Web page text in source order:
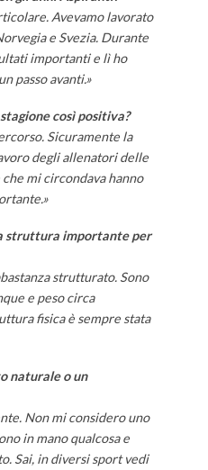
Avevamo lavorato
e Svezia. Durante
importanti e lì ho
passo avanti.»
così positiva?
Sicuramente la
degli allenatori delle
mi circondava hanno
struttura importante per
strutturato. Sono
e peso circa
fisica è sempre stata
naturale o un
Non mi considero uno
in mano qualcosa e
Sai, in diversi sport vedi